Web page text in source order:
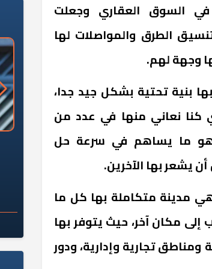
في السوق العقاري وجعلت
الطرق والمواصلات لها
وجهة لهم.
بنية تحتية بشكل جيد جدا،
كنا نعاني منها في عدد من
وهو ما يساهم في سرعة حل
يشعر بها الآخرين.
هي مدينة متكاملة بها كل ما
إلى مكان آخر، حيث يتوفر بها
تجارية وإدارية، ودور
العُثور على 10 توابيت سلامة الغذاء: 285 ألف طن صادرات
غذائية في أسبوع